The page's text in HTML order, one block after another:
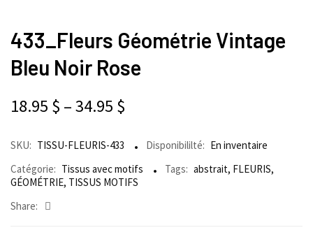
433_Fleurs Géométrie Vintage
Bleu Noir Rose
18.95 $ –34.95 $
SKU: TISSU-FLEURIS-433 Disponibililté: En inventaire
Catégorie: Tissus avec motifs Tags: abstrait, FLEURIS,
GÉOMÉTRIE, TISSUS MOTIFS
Share: